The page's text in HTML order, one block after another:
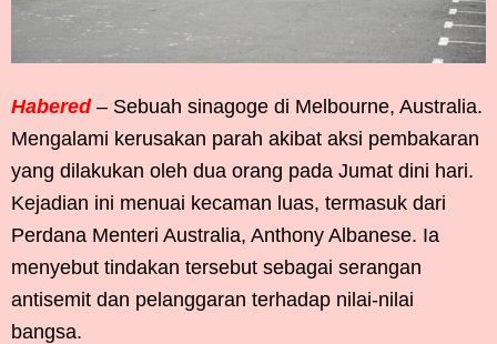
Habered– Sebuah sinagoge di Melbourne, Australia.
Mengalami kerusakan parah akibat aksi pembakaran
yang dilakukan oleh dua orang pada Jumat dini hari.
Kejadian ini menuai kecaman luas, termasuk dari
Perdana Menteri Australia, Anthony Albanese. Ia
menyebut tindakan tersebut sebagai serangan
antisemit dan pelanggaran terhadap nilai-nilai
bangsa.